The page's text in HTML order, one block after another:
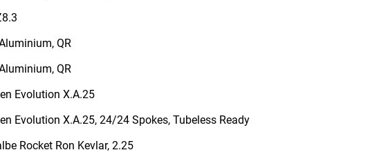
QR
QR
Evolution X.A.25
Evolution X.A.25, 24/24 Spokes, Tubeless Ready
Rocket Ron Kevlar, 2.25